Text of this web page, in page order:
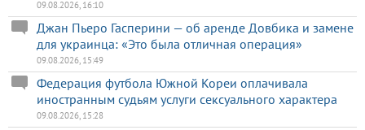
09.08.2026, 16:10
Джан Пьеро Гасперини — об аренде Довбика и замене
для украинца: «Это была отличная операция»
09.08.2026, 15:49
Федерация футбола Южной Кореи оплачивала
иностранным судьям услуги сексуального характера
09.08.2026, 15:28